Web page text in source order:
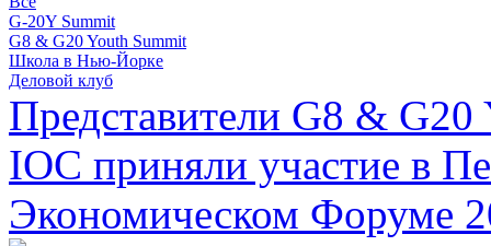
G-20Y Summit
G8 & G20 Youth Summit
Школа в Нью-Йорке
Деловой клуб
Представители G8 &
IOC приняли участие в
Экономическом Форуме